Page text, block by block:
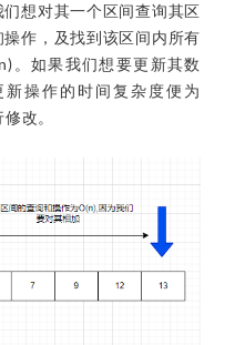
想对其一个区间查询其区
作，及找到该区间内所有
。如果我们想要更新其数
操作的时间复杂度便为
改。